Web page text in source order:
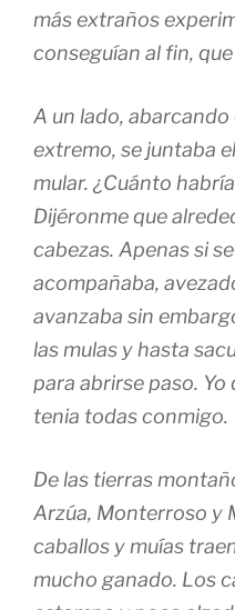
más extraños
conseguían al fin,
A un lado,
extremo, se juntaba
mular. ¿Cuánto
Dijéronme que
cabezas. Apenas si
acompañaba,
avanzaba sin
las mulas y hasta
para abrirse paso.
tenia todas conmigo.
De las tierras
Arzúa, Monterroso y
caballos y muías
mucho ganado. Los